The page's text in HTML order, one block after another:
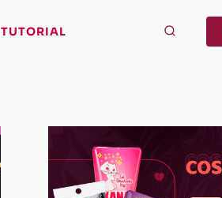
TUTORIAL